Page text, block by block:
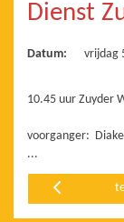
Dienst
Datum: vrijdag
10.45 uur Zuyder
voorganger:
...